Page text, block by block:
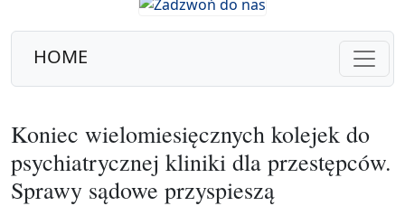
HOME
Koniec wielomiesięcznych kolejek do
psychiatrycznej kliniki dla przestępców.
Sprawy sądowe przyspieszą